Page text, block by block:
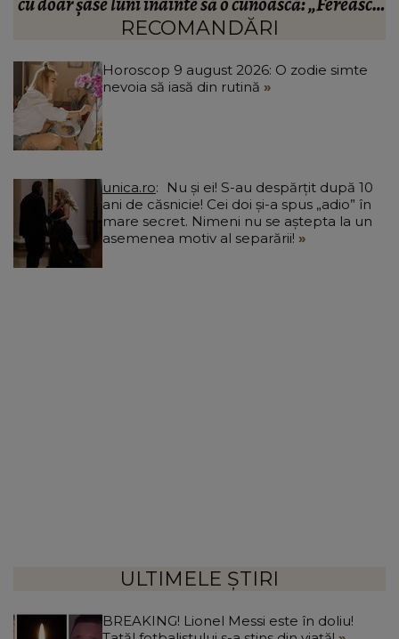
RECOMANDĂRI
Horoscop 9 august 2026: O zodie simte
nevoia să iasă din rutină
unica.ro
ani de căsnicie! Cei doi și-a spus „adio” în
mare secret. Nimeni nu se aștepta la un
asemenea motiv al separării!
ULTIMELE ȘTIRI
BREAKING! Lionel Messi este în doliu!